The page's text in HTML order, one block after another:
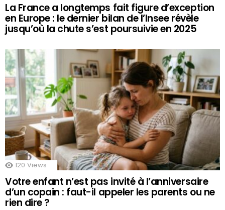
La France a longtemps fait figure d’exception
en Europe : le dernier bilan de l’Insee révèle
jusqu’où la chute s’est poursuivie en 2025
120 Views
Votre enfant n’est pas invité à l’anniversaire
d’un copain : faut-il appeler les parents ou ne
rien dire ?